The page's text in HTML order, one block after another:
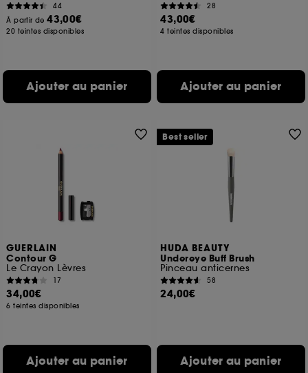
44
À partir de43,00€
20 teintes disponibles
Ajouter au panier
28
43,00€
4 teintes disponibles
Ajouter au panier
GUERLAIN
Contour G
Le Crayon Lèvres
17
34,00€
6 teintes disponibles
Ajouter au panier
HUDA BEAUTY
Undereye Buff Brush
Pinceau anticernes
58
24,00€
Ajouter au panier
Best seller